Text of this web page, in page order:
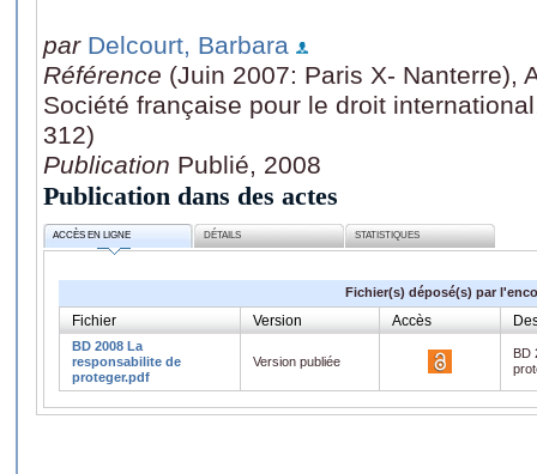
par Delcourt, Barbara
Référence (Juin 2007: Paris X- Nanterre),
Société française pour le droit
312)
Publication Publié, 2008
Publication dans des actes
ACCÈS EN LIGNE DÉTAILS STATISTIQUES
Fichier(s) déposé(s) par
Fichier Version Accès
BD 2008 La
responsabilite de
proteger.pdf
Version publiée
BD